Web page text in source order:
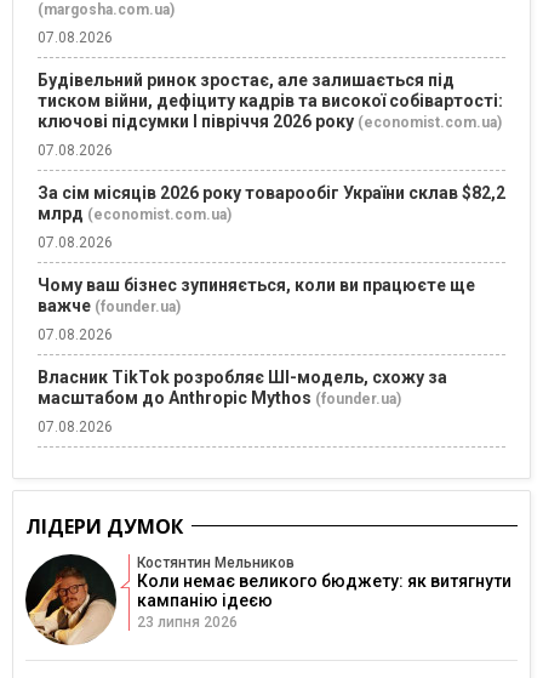
(margosha.com.ua)
07.08.2026
Будівельний ринок зростає, але залишається під
тиском війни, дефіциту кадрів та високої собівартості:
ключові підсумки І півріччя 2026 року (economist.com.ua)
07.08.2026
За сім місяців 2026 року товарообіг України склав $82,2
млрд (economist.com.ua)
07.08.2026
Чому ваш бізнес зупиняється, коли ви працюєте ще
важче (founder.ua)
07.08.2026
Власник TikTok розробляє ШІ-модель, схожу за
масштабом до Anthropic Mythos (founder.ua)
07.08.2026
ЛІДЕРИ ДУМОК
Костянтин Мельников
Коли немає великого бюджету: як витягнути
кампанію ідеєю
23 липня 2026